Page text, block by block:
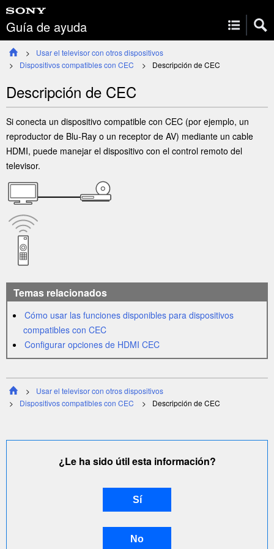
Guía de ayuda
Usar el televisor con otros dispositivos
Dispositivos compatibles con CEC Descripción deCEC
Descripción de CEC
Si conecta un dispositivo compatible con CEC (por ejemplo, un
reproductor de Blu-Ray o un receptor de AV) mediante un cable
HDMI, puede manejar el dispositivo con el control remoto del
televisor.
Temas relacionados
Cómo usar las funciones disponibles para dispositivos
compatibles con CEC
Configurar opciones de HDMI CEC
Usar el televisor con otros dispositivos
Dispositivos compatibles con CEC Descripción deCEC
¿Le ha sido útil esta información?